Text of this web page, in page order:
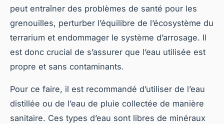
peut entraîner des problèmes de santé pour les
grenouilles, perturber l’équilibre de l’écosystème du
terrarium et endommager le système d’arrosage. Il
est donc crucial de s’assurer que l’eau utilisée est
propre et sans contaminants.
Pour ce faire, il est recommandé d’utiliser de l’eau
distillée ou de l’eau de pluie collectée de manière
sanitaire. Ces types d’eau sont libres de minéraux